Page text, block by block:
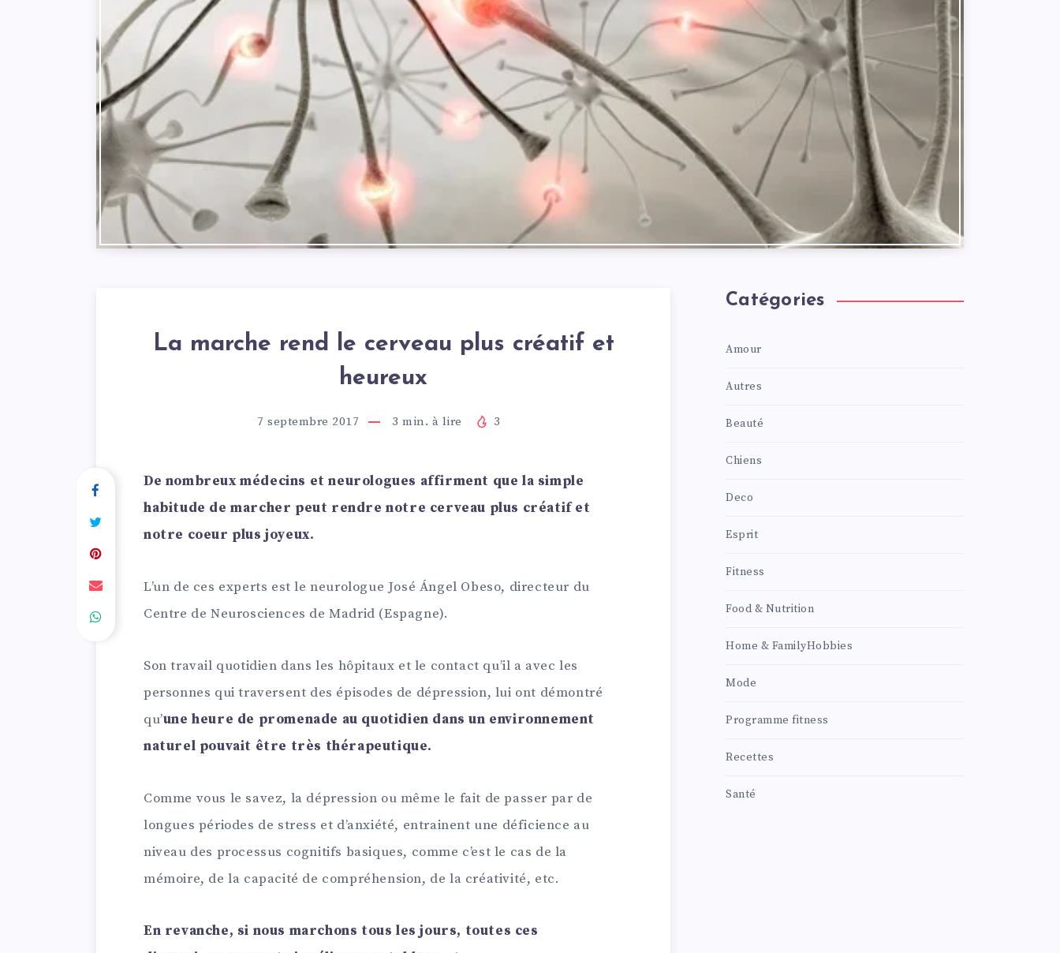
La marche rend le cerveau plus créatif et
heureux
7 septembre 2017 3 min. à lire 3
De nombreux médecins et neurologues affirment que la simple
habitude de marcher peut rendre notre cerveau plus créatif et
notre coeur plus joyeux.
L’un de ces experts est le neurologue José Ángel Obeso, directeur du
Centre de Neurosciences de Madrid (Espagne).
Son travail quotidien dans les hôpitaux et le contact qu’il a avec les
personnes qui traversent des épisodes de dépression, lui ont démontré
qu’une heure de promenade au quotidien dans un environnement
naturel pouvait être très thérapeutique.
Comme vous le savez, la dépression ou même le fait de passer par de
longues périodes de stress et d’anxiété, entrainent une déficience au
niveau des processus cognitifs basiques, comme c’est le cas de la
mémoire, de la capacité de compréhension, de la créativité, etc.
En revanche, si nous marchons tous les jours, toutes ces
Catégories
Amour
Autres
Beauté
Chiens
Deco
Esprit
Fitness
Food & Nutrition
Home & FamilyHobbies
Mode
Programme fitness
Recettes
Santé